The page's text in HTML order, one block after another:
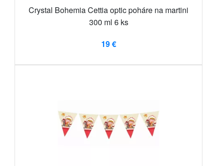
Crystal Bohemia Cettia optic poháre na martini
300 ml 6 ks
19 €